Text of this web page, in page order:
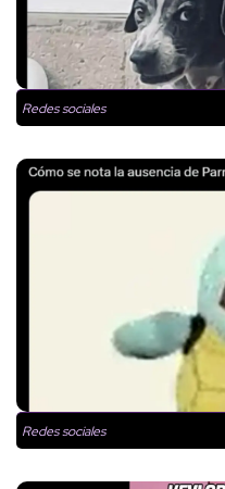
Redes sociales
Redes sociales